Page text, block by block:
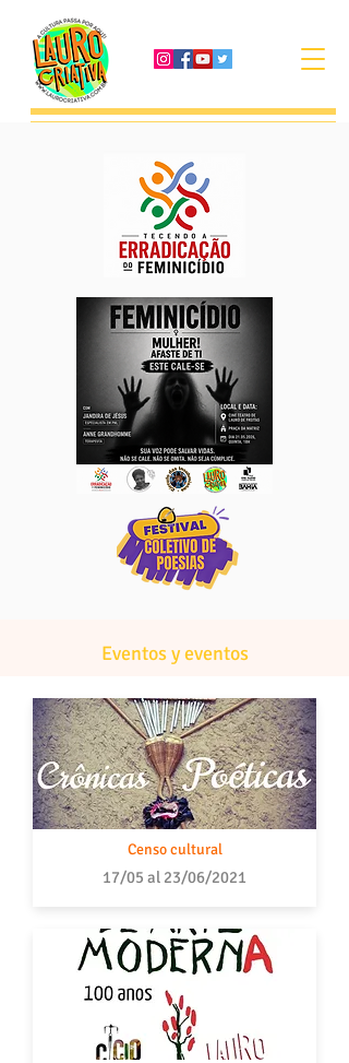
Eventos y eventos
Censo cultural
17/05 al 23/06/2021